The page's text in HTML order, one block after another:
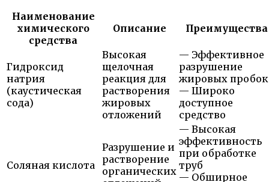
Наименование
химического
средства
Описание Преимущества
Гидроксид
натрия
(каустическая
сода)
Высокая
щелочная
реакция для
растворения
жировых
отложений
— Эффективное
разрушение
жировых пробок
— Широко
доступное
средство
Соляная кислота
Разрушение и
растворение
органических
— Высокая
эффективность
при обработке
труб
— Обширное